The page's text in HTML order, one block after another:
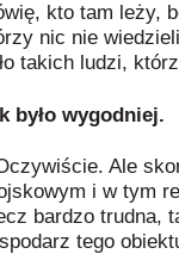
kto tam leży,
nic nie
takich ludzi,
było wygodniej.
Ale
i w tym
bardzo trudna,
tego